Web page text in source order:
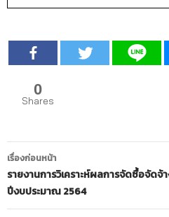
0
Shares
เมนู
นำทาง
เรื่อง
เรื่องก่อนหน้า
รายงานการวิเคราะห์ผลการจัดซื้อจัดจ้
ปีงบประมาณ 2564